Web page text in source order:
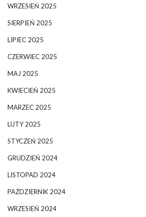
WRZESIEŃ 2025
SIERPIEŃ 2025
LIPIEC 2025
CZERWIEC 2025
MAJ 2025
KWIECIEŃ 2025
MARZEC 2025
LUTY 2025
STYCZEŃ 2025
GRUDZIEŃ 2024
LISTOPAD 2024
PAŹDZIERNIK 2024
WRZESIEŃ 2024